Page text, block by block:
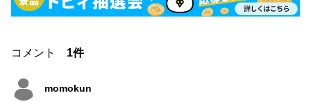
コメント 1件
momokun